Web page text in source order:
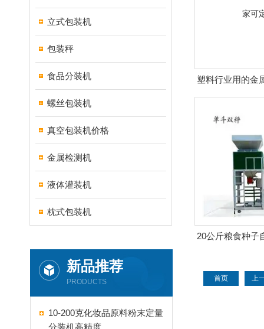
立式包装机
包装秤
食品分装机
螺丝包装机
真空包装机价格
金属检测机
液体灌装机
枕式包装机
新品推荐
PRODUCTS
10-200克化妆品原料粉末定量
分装机高精度
塑料行业用的金
定
20公斤粮食种子
首页 上